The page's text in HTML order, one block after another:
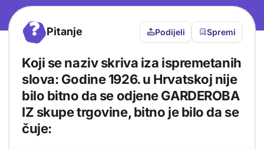
? Pitanje Podijeli Spremi
Koji se naziv skriva iza ispremetanih
slova: Godine 1926. u Hrvatskoj nije
bilo bitno da se odjene GARDEROBA
IZ skupe trgovine, bitno je bilo da se
čuje: